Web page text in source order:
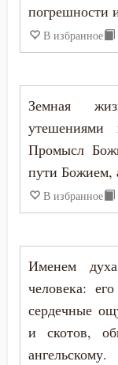
погрешности
В избранное
Земная
Промысл
пути Божием,
В избранное
Именем духа
человека:
сердечные
и скотов,
ангельскому.